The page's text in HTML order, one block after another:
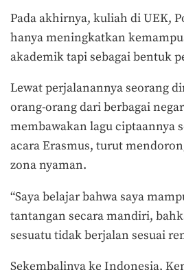
Pada akhirnya, kuliah di UEK,
hanya meningkatkan
akademik tapi sebagai bentuk
Lewat perjalanannya seorang
orang-orang dari berbagai
membawakan lagu ciptaannya
acara Erasmus, turut
zona nyaman.
“Saya belajar bahwa saya
tantangan secara mandiri,
sesuatu tidak berjalan sesuai
Sekembalinya ke Indonesia,